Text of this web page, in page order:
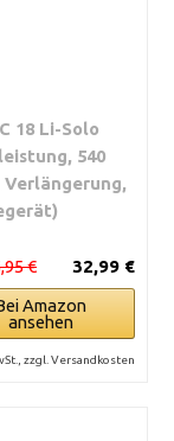
18 Li-Solo
540
32,99 €
€
Amazon
ansehen
zzgl. Versandkosten